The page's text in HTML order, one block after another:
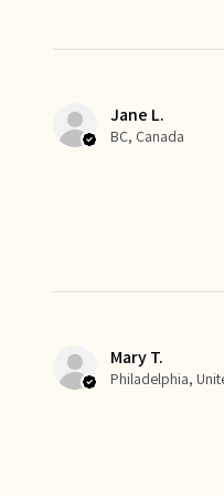
Jane L.
BC, Canada
Mary T.